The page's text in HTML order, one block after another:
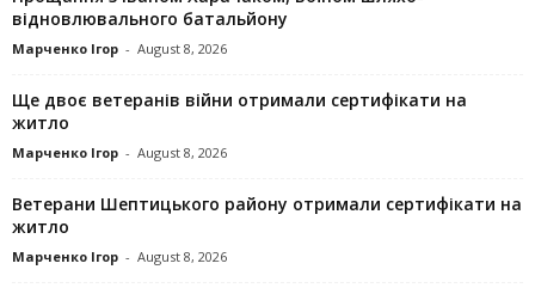
відновлювального батальйону
Марченко Ігор - August 8, 2026
Ще двоє ветеранів війни отримали сертифікати на
житло
Марченко Ігор - August 8, 2026
Ветерани Шептицького району отримали сертифікати на
житло
Марченко Ігор - August 8, 2026